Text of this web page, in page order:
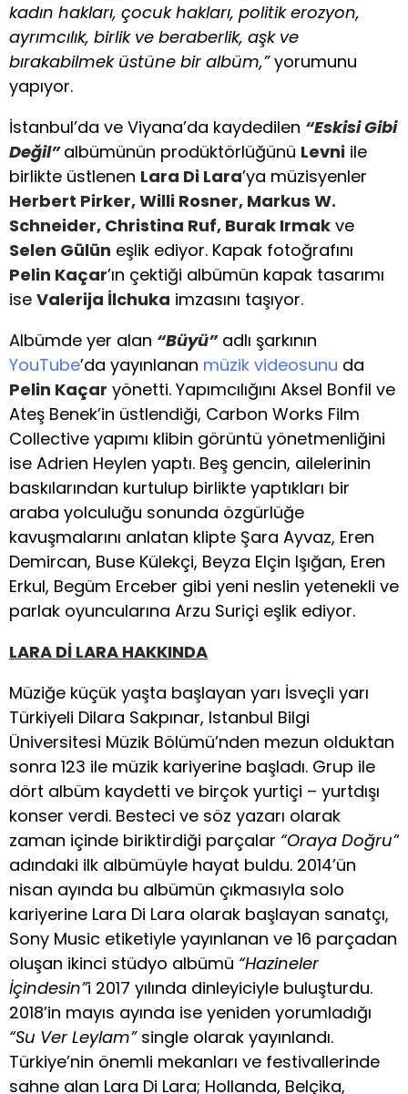
kadın hakları, çocuk hakları, politik erozyon,
ayrımcılık, birlik ve beraberlik, aşk ve
bırakabilmek üstüne bir albüm,”yorumunu
yapıyor.
İstanbul’da ve Viyana’da kaydedilen “Eskisi Gibi
Değil”albümünün prodüktörlüğünü Levni ile
birlikte üstlenen Lara Di Lara’ya müzisyenler
Herbert Pirker, Willi Rosner, Markus W.
Schneider, Christina Ruf, Burak Irmak ve
Selen Gülün eşlik ediyor. Kapak fotoğrafını
Pelin Kaçar’ın çektiği albümün kapak tasarımı
ise Valerija İlchuka imzasını taşıyor.
Albümde yer alan “Büyü”adlı şarkının
YouTube’da yayınlanan müzik videosunu da
Pelin Kaçar yönetti. Yapımcılığını Aksel Bonfil ve
Ateş Benek’in üstlendiği, Carbon Works Film
Collective yapımı klibin görüntü yönetmenliğini
ise Adrien Heylen yaptı. Beş gencin, ailelerinin
baskılarından kurtulup birlikte yaptıkları bir
araba yolculuğu sonunda özgürlüğe
kavuşmalarını anlatan klipte Şara Ayvaz, Eren
Demircan, Buse Külekçi, Beyza Elçin Işığan, Eren
Erkul, Begüm Erceber gibi yeni neslin yetenekli ve
parlak oyuncularına Arzu Suriçi eşlik ediyor.
LARA Dİ LARA HAKKINDA
Müziğe küçük yaşta başlayan yarı İsveçli yarı
Türkiyeli Dilara Sakpınar, Istanbul Bilgi
Üniversitesi Müzik Bölümü’nden mezun olduktan
sonra 123 ile müzik kariyerine başladı. Grup ile
dört albüm kaydetti ve birçok yurtiçi – yurtdışı
konser verdi. Besteci ve söz yazarı olarak
zaman içinde biriktirdiği parçalar “Oraya Doğru”
adındaki ilk albümüyle hayat buldu. 2014’ün
nisan ayında bu albümün çıkmasıyla solo
kariyerine Lara Di Lara olarak başlayan sanatçı,
Sony Music etiketiyle yayınlanan ve 16 parçadan
oluşan ikinci stüdyo albümü “Hazineler
İçindesin”i 2017 yılında dinleyiciyle buluşturdu.
2018’in mayıs ayında ise yeniden yorumladığı
“Su Ver Leylam”single olarak yayınlandı.
Türkiye’nin önemli mekanları ve festivallerinde
sahne alan Lara Di Lara; Hollanda, Belçika,